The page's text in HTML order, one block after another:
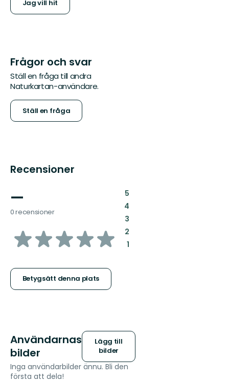
Jag vill hit
Frågor och svar
Ställ en fråga till andra
Naturkartan-användare.
Ställ en fråga
Recensioner
—
0 recensioner
av
stjärnor
Betygsätt denna plats
5:
4:
3:
2:
1:
Användarnas
bilder
Lägg till
bilder
Inga användarbilder ännu. Bli den
första att dela!